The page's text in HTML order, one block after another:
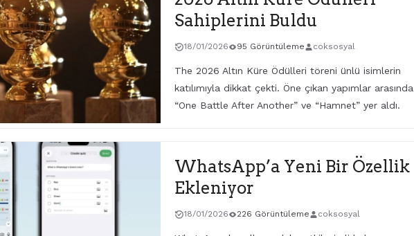
Sahiplerini Buldu
18/01/2026 95 Görüntüleme coksosyal
The 2026 Altın Küre Ödülleri töreni ünlü isimlerin
katılımıyla dikkat çekti. Öne çıkan yapımlar arasında
“One Battle After Another” ve “Hamnet” yer aldı.
WhatsApp’a Yeni Bir Özellik
Ekleniyor
18/01/2026 226 Görüntüleme coksosyal